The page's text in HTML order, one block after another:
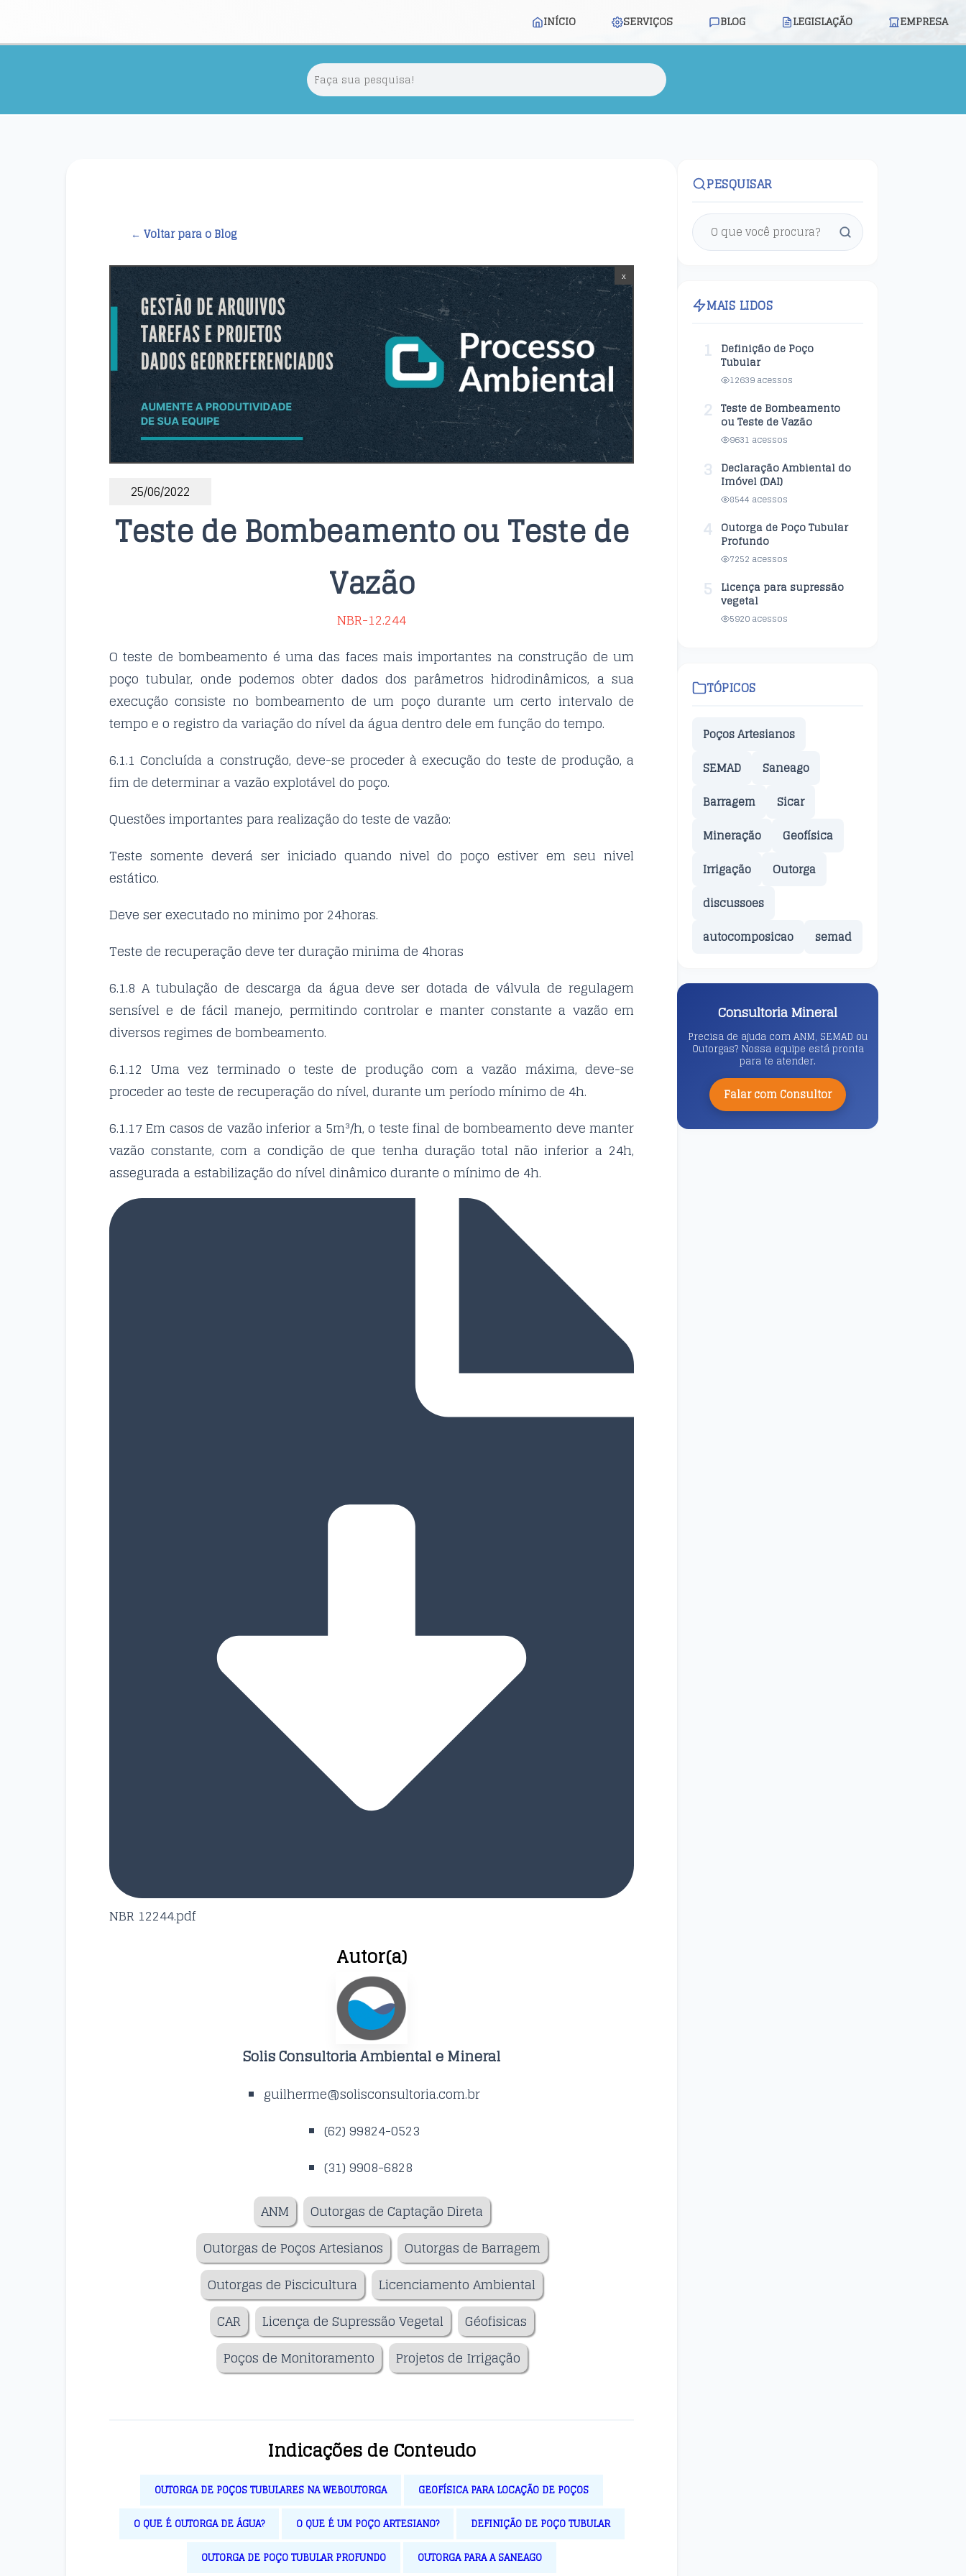
INÍCIO SERVIÇOS BLOG LEGISLAÇÃO EMPRESA
← Voltar para o Blog
x
25/06/2022
Teste de Bombeamento ou Teste de
Vazão
NBR-12.244
O teste de bombeamento é uma das faces mais importantes na construção de um
poço tubular, onde podemos obter dados dos parâmetros hidrodinâmicos, a sua
execução consiste no bombeamento de um poço durante um certo intervalo de
tempo e o registro da variação do nível da água dentro dele em função do tempo.
6.1.1 Concluída a construção, deve-se proceder à execução do teste de produção, a
fim de determinar a vazão explotável do poço.
Questões importantes para realização do teste de vazão:
Teste somente deverá ser iniciado quando nivel do poço estiver em seu nivel
estático.
Deve ser executado no minimo por 24horas.
Teste de recuperação deve ter duração minima de 4horas
6.1.8 A tubulação de descarga da água deve ser dotada de válvula de regulagem
sensível e de fácil manejo, permitindo controlar e manter constante a vazão em
diversos regimes de bombeamento.
6.1.12 Uma vez terminado o teste de produção com a vazão máxima, deve-se
proceder ao teste de recuperação do nível, durante um período mínimo de 4h.
6.1.17 Em casos de vazão inferior a 5m³/h, o teste final de bombeamento deve manter
vazão constante, com a condição de que tenha duração total não inferior a 24h,
assegurada a estabilização do nível dinâmico durante o mínimo de 4h.
NBR 12244.pdf
Autor(a)
Solis Consultoria Ambiental e Mineral
guilherme@solisconsultoria.com.br
(62) 99824-0523
(31) 9908-6828
ANM
Outorgas de Captação Direta
Outorgas de Poços Artesianos
Outorgas de Barragem
Outorgas de Piscicultura
Licenciamento Ambiental
CAR
Licença de Supressão Vegetal
Géofisicas
Poços de Monitoramento
Projetos de Irrigação
Indicações de Conteudo
OUTORGA DE POÇOS TUBULARES NA WEBOUTORGA GEOFÍSICA PARA LOCAÇÃO DE POÇOS
O QUE É OUTORGA DE ÁGUA? O QUE É UM POÇO ARTESIANO? DEFINIÇÃO DE POÇO TUBULAR
OUTORGA DE POÇO TUBULAR PROFUNDO OUTORGA PARA A SANEAGO
PESQUISAR
MAIS LIDOS
1 Definição de Poço
Tubular
12639 acessos
2 Teste de Bombeamento
ou Teste de Vazão
9631 acessos
3 Declaração Ambiental do
Imóvel (DAI)
8544 acessos
4 Outorga de Poço Tubular
Profundo
7252 acessos
5 Licença para supressão
vegetal
5920 acessos
TÓPICOS
Poços Artesianos
SEMAD
Saneago
Barragem
Sicar
Mineração
Geofísica
Irrigação
Outorga
discussoes
autocomposicao
semad
Consultoria Mineral
Precisa de ajuda com ANM, SEMAD ou
Outorgas? Nossa equipe está pronta
para te atender.
Falar com Consultor